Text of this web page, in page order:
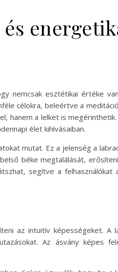
nemcsak esztétikai értéke
célokra, beleértve a
hanem a lelket is megérinthetik.
élet kihívásaiban.
mutat. Ez a jelenség a
béke megtalálását,
segítve a felhasználókat
az intuitív képességeket. A
Az ásvány képes